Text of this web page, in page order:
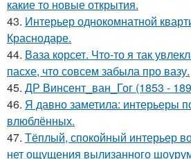
какие то новые открытия.
43. Интерьер однокомнатной
Краснодаре.
44. Ваза корсет. Что-то я так
пасхе, что совсем забыла про вазу.
45. ДР Винсент_ван_Гог (1853 -
46. Я давно заметила: интерьеры
влюблённых.
47. Тёплый, спокойный интерьер
нет ощущения вылизанного